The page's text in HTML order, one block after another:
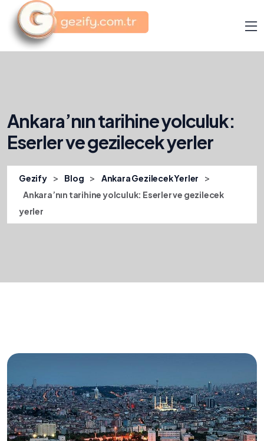
Ankara’nın tarihine yolculuk:
Eserler ve gezilecek yerler
Gezify > Blog > Ankara Gezilecek Yerler >
Ankara’nın tarihine yolculuk: Eserler ve gezilecek
yerler